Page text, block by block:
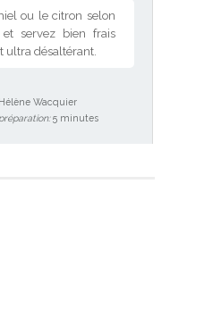
ou le citron selon
servez bien frais
ultra désaltérant.
Hélène Wacquier
5 minutes